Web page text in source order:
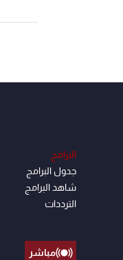
البرامج
جدول البرامج
شاهد البرامج
الترددات
مباشر